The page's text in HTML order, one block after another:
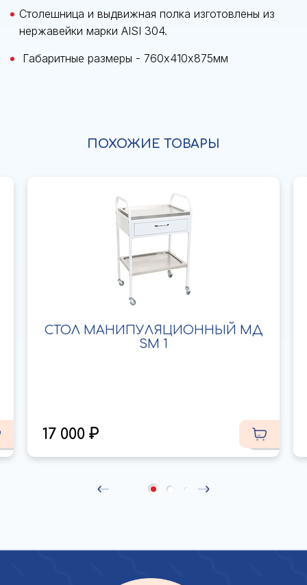
Столешница и выдвижная полка изготовлены из
нержавейки марки AISI 304.
Габаритные размеры - 760х410х875мм
ПОХОЖИЕ ТОВАРЫ
СТОЛ МАНИПУЛЯЦИОННЫЙ МД
SM 1
17 000